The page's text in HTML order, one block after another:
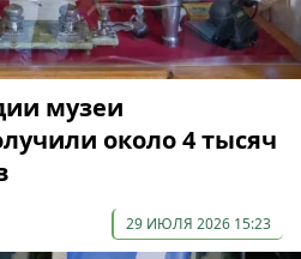
музеи
около 4 тысяч
29 ИЮЛЯ 2026 15:23